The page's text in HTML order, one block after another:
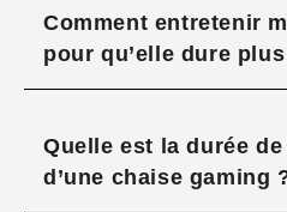
Comment entretenir
pour qu’elle dure
Quelle est la durée
d’une chaise gaming